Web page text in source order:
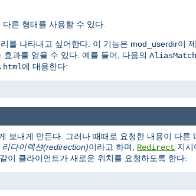
른 형태를 사용할 수 있다.
를 나타내고 싶어한다. 이 기능은 mod_userdir이
효과를 얻을 수 있다. 예를 들어, 다음의 AliasMatch
에 대응한다:
보내게 만든다. 그러나 때때로 요청한 내용이 다른
리다이렉션(redirection)이라고 하며, Redirect 지시
이 클라이언트가 새로운 위치를 요청하도록 한다: